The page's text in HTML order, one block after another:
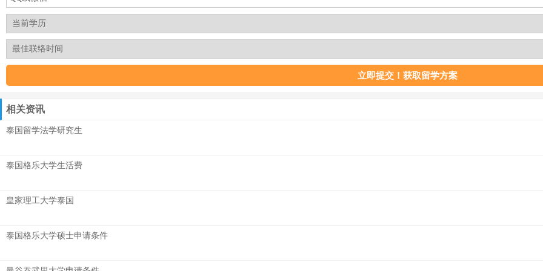
相关资讯
泰国留学法学研究生
泰国格乐大学生活费
皇家理工大学泰国
泰国格乐大学硕士申请条件